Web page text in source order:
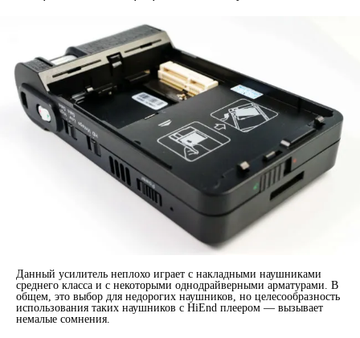
Данный усилитель неплохо играет с накладными наушниками
среднего класса и с некоторыми однодрайверными арматурами. В
общем, это выбор для недорогих наушников, но целесообразность
использования таких наушников с HiEnd плеером — вызывает
немалые сомнения.